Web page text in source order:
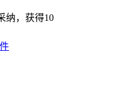
纳，获得10